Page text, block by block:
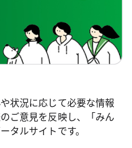
状況に応じて必要な情報
ご意見を反映し、「みん
タルサイトです。